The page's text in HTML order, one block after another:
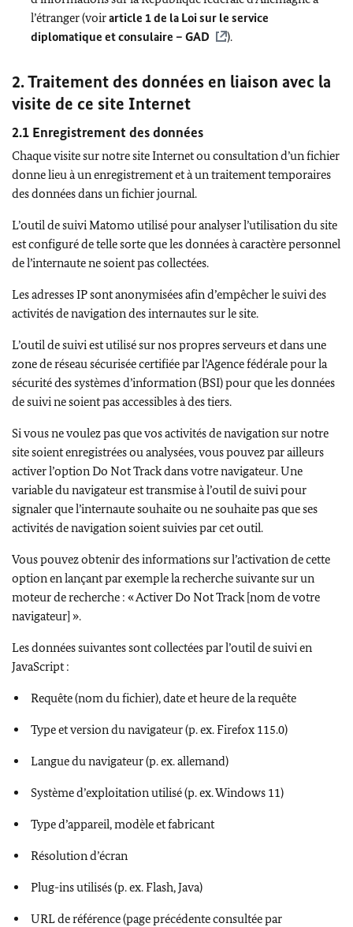
l’étranger (voirarticle 1 de la Loi sur le service
diplomatique et consulaire – GAD
).
2. Traitement des données en liaison avec la
visite de ce site Internet
2.1 Enregistrement des données
Chaque visite sur notre site Internet ou consultation d’un fichier
donne lieu à un enregistrement et à un traitement temporaires
des données dans un fichier journal.
L’outil de suivi Matomo utilisé pour analyser l’utilisation du site
est configuré de telle sorte que les données à caractère personnel
de l’internaute ne soient pas collectées.
Les adresses IP sont anonymisées afin d’empêcher le suivi des
activités de navigation des internautes sur le site.
L’outil de suivi est utilisé sur nos propres serveurs et dans une
zone de réseau sécurisée certifiée par l’Agence fédérale pour la
sécurité des systèmes d’information (BSI) pour que les données
de suivi ne soient pas accessibles à des tiers.
Si vous ne voulez pas que vos activités de navigation sur notre
site soient enregistrées ou analysées, vous pouvez par ailleurs
activer l’optionDo Not Trackdans votre navigateur. Une
variable du navigateur est transmise à l’outil de suivi pour
signaler que l’internaute souhaite ou ne souhaite pas que ses
activités de navigation soient suivies par cet outil.
Vous pouvez obtenir des informations sur l’activation de cette
option en lançant par exemple la recherche suivante sur un
moteur de recherche : « ActiverDo Not Track[nom de votre
navigateur] ».
Les données suivantes sont collectées par l’outil de suivi en
JavaScript :
Requête (nom du fichier), date et heure de la requête
Type et version du navigateur (p. ex. Firefox 115.0)
Langue du navigateur (p. ex. allemand)
Système d’exploitation utilisé (p. ex. Windows 11)
Type d’appareil, modèle et fabricant
Résolution d’écran
Plug-ins utilisés (p. ex. Flash, Java)
URL de référence (page précédente consultée par